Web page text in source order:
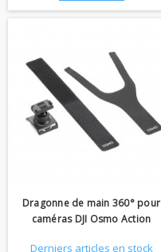
Dragonne de main 360° pour
caméras DJI Osmo Action
Derniers articles en stock